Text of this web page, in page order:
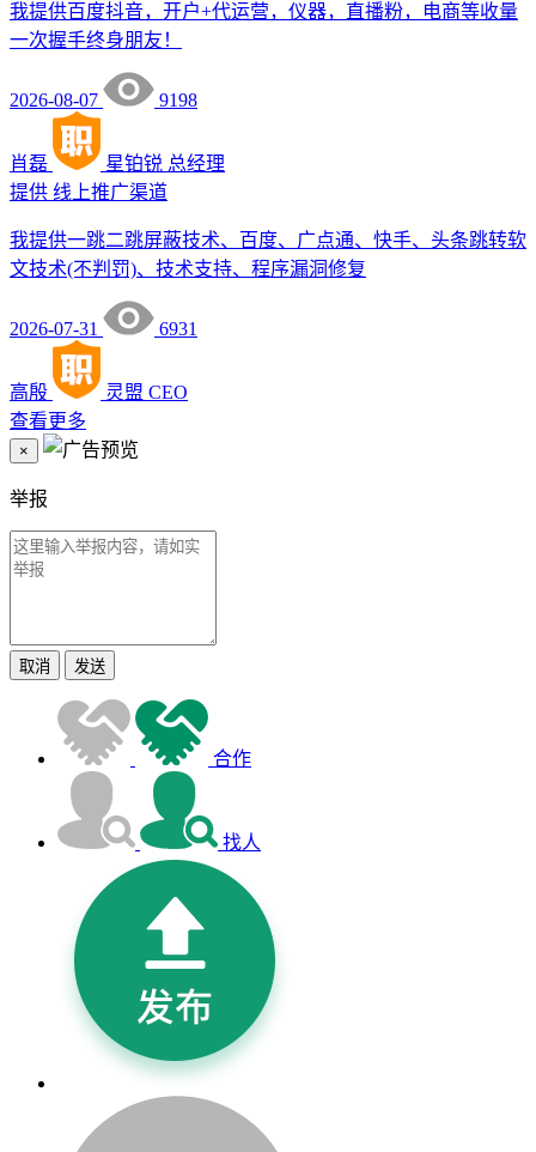
我提供百度抖音，开户+代运营，仪器，直播粉，电商等收量
一次握手终身朋友！
2026-08-07 9198
肖磊 星铂锐 总经理
提供 线上推广渠道
我提供一跳二跳屏蔽技术、百度、广点通、快手、头条跳转软
文技术(不判罚)、技术支持、程序漏洞修复
2026-07-31 6931
高殷 灵盟 CEO
查看更多
×
举报
取消 发送
合作
找人